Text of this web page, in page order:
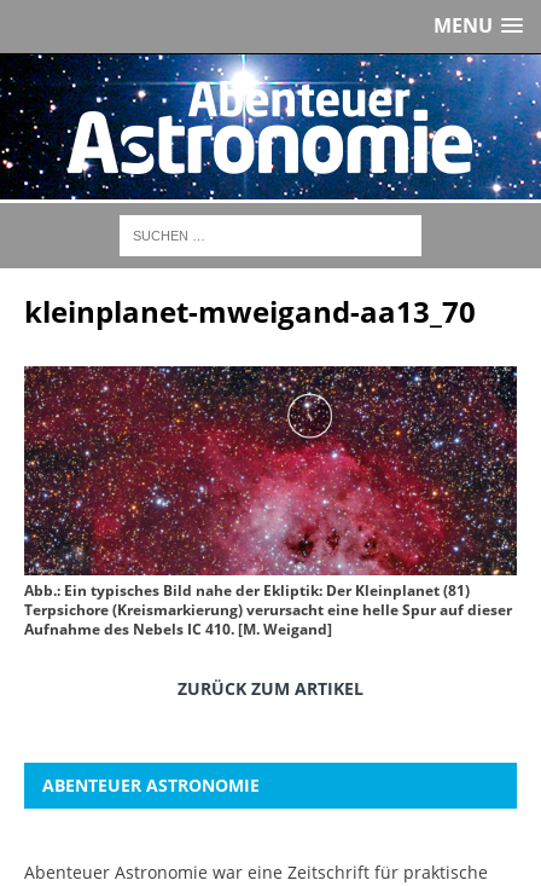
MENU
kleinplanet-mweigand-aa13_70
Abb.: Ein typisches Bild nahe der Ekliptik: Der Kleinplanet (81)
Terpsichore (Kreismarkierung) verursacht eine helle Spur auf dieser
Aufnahme des Nebels IC 410. [M. Weigand]
ZURÜCK ZUM ARTIKEL
ABENTEUER ASTRONOMIE
Abenteuer Astronomie war eine Zeitschrift für praktische